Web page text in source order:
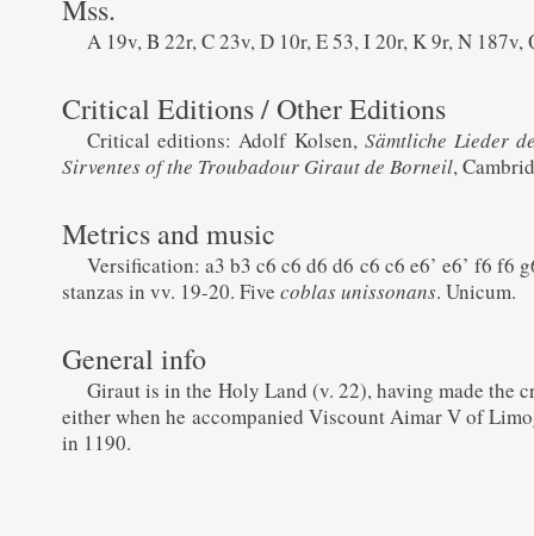
Mss.
A 19v, B 22r, C 23v, D 10r, E 53, I 20r, K 9r, N
Critical Editions / Other Editions
Critical editions: Adolf Kolsen, Sämtliche Lieder
Sirventes of the Troubadour Giraut de Borneil,
Metrics and music
Versification: a3 b3 c6 c6 d6 d6 c6 c6 e6’ e6’ f6 f6
stanzas in vv. 19-20. Five coblas unissonans. Unicum.
General info
Giraut is in the Holy Land (v. 22), having made the
either when he accompanied Viscount Aimar V of
in 1190.